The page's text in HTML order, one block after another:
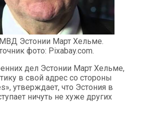
Эстонии Март Хельме.
фото: Pixabay.com.
дел Эстонии Март Хельме,
в свой адрес со стороны
утверждает, что Эстония в
ничуть не хуже других